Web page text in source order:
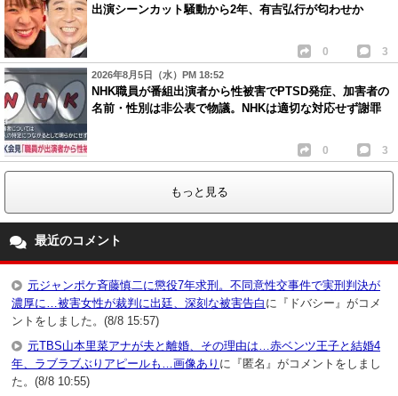
出演シーンカット騒動から2年、有吉弘行が匂わせか
0 3
2026年8月5日（水）PM 18:52
NHK職員が番組出演者から性被害でPTSD発症、加害者の
名前・性別は非公表で物議。NHKは適切な対応せず謝罪
0 3
もっと見る
最近のコメント
元ジャンポケ斉藤慎二に懲役7年求刑。不同意性交事件で実刑判決が
濃厚に…被害女性が裁判に出廷、深刻な被害告白 に『ドバシー』がコメ
ントをしました。(8/8 15:57)
元TBS山本里菜アナが夫と離婚、その理由は…赤ベンツ王子と結婚4
年、ラブラブぶりアピールも…画像あり に『匿名』がコメントをしまし
た。(8/8 10:55)